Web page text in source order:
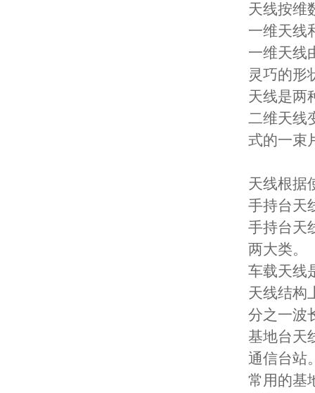
天线按
一维天
一维天线
灵巧的形
天线是
二维天线
式的一束
天线根
手持台
手持台天
两大类。
车载天线
天线结构
分之一
基地台天
通信台站
常用的基